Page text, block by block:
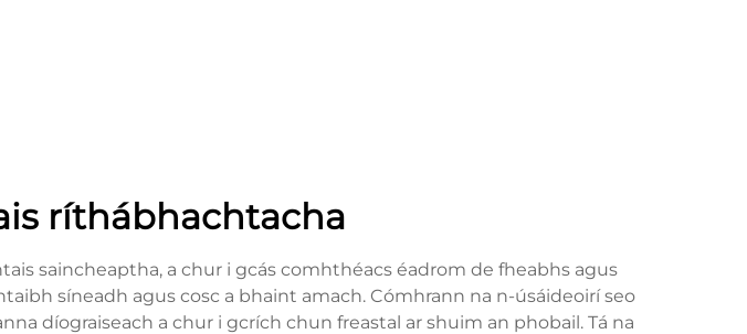
ríthábhachtacha
saincheaptha, a chur i gcás comhthéacs éadrom de fheabhs agus
síneadh agus cosc a bhaint amach. Cómhrann na n-úsáideoirí seo
díograiseach a chur i gcrích chun freastal ar shuim an phobail. Tá na